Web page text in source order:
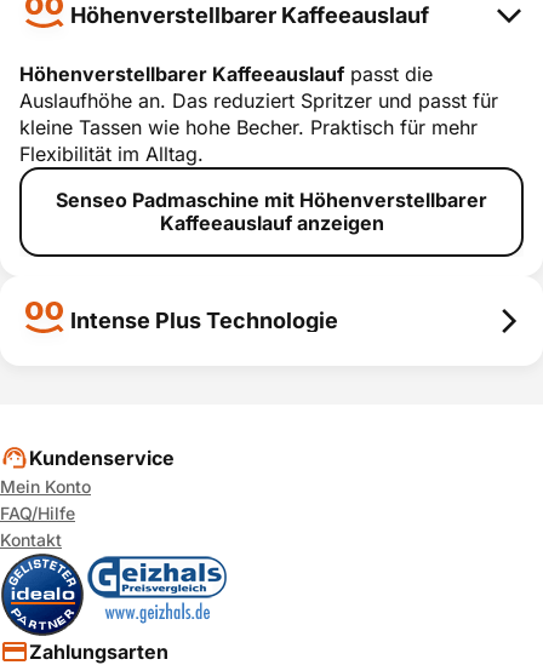
Höhenverstellbarer Kaffeeauslauf
Höhenverstellb
arer
Kaffeeauslauf
smart erklärt
Höhenverstellbarer Kaffeeauslaufpasst die
Auslaufhöhe an. Das reduziert Spritzer und passt für
kleine Tassen wie hohe Becher. Praktisch für mehr
Flexibilität im Alltag.
Senseo Padmaschine mit Höhenverstellbarer
Kaffeeauslauf anzeigen
Intense Plus Technologie
Technologie
smart erklärt
Kundenservice
Mein Konto
FAQ/Hilfe
Kontakt
Zahlungsarten